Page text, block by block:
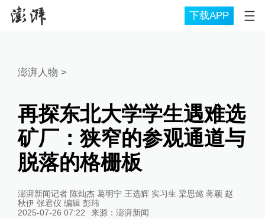
下载APP
澎湃人物 >
再探东北大学学生遇难选
矿厂：狭窄的参观通道与
脱落的格栅板
澎湃新闻记者 陈灿杰 葛明宁 王选辉 实习生 梁思懿 蒋颖 赵
秋伊 张君仪 编辑 彭玮
2025-07-26 07:22
来源： 澎湃新闻